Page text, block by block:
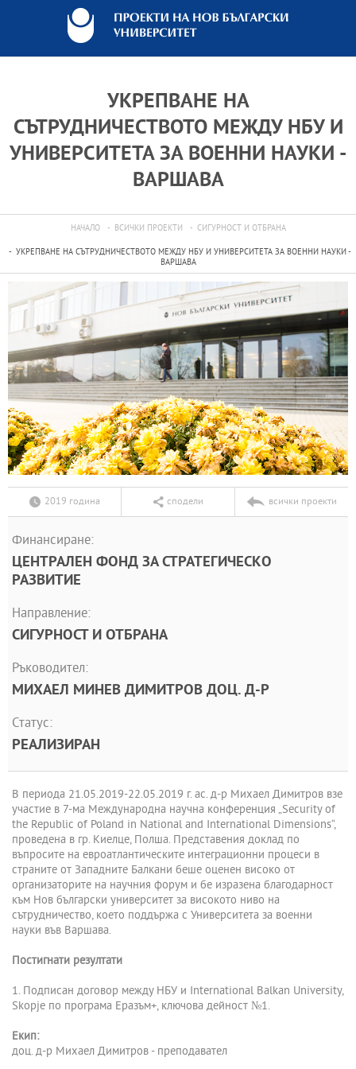
УКРЕПВАНЕ НА
СЪТРУДНИЧЕСТВОТО МЕЖДУ НБУ И
УНИВЕРСИТЕТА ЗА ВОЕННИ НАУКИ -
ВАРШАВА
НАЧАЛО ВСИЧКИ ПРОЕКТИ СИГУРНОСТ И ОТБРАНА
УКРЕПВАНЕ НА СЪТРУДНИЧЕСТВОТО МЕЖДУ НБУ И УНИВЕРСИТЕТА ЗА ВОЕННИ НАУКИ -
ВАРШАВА
2019 година сподели всички проекти
Финансиране:
ЦЕНТРАЛЕН ФОНД ЗА СТРАТЕГИЧЕСКО
РАЗВИТИЕ
Направление:
СИГУРНОСТ И ОТБРАНА
Ръководител:
МИХАЕЛ МИНЕВ ДИМИТРОВ ДОЦ. Д-Р
Статус:
РЕАЛИЗИРАН
В периода 21.05.2019-22.05.2019 г. ас. д-р Михаел Димитров взе
участие в 7-ма Международна научна конференция „Security of
the Republic of Poland in National and International Dimensions“,
проведена в гр. Киелце, Полша. Представения доклад по
въпросите на евроатлантическите интеграционни процеси в
страните от Западните Балкани беше оценен високо от
организаторите на научния форум и бе изразена благодарност
към Нов български университет за високото ниво на
сътрудничество, което поддържа с Университета за военни
науки във Варшава.
Постигнати резултати
1. Подписан договор между НБУ и International Balkan University,
Skopje по програма Еразъм+, ключова дейност №1.
Екип:
доц. д-р Михаел Димитров - преподавател